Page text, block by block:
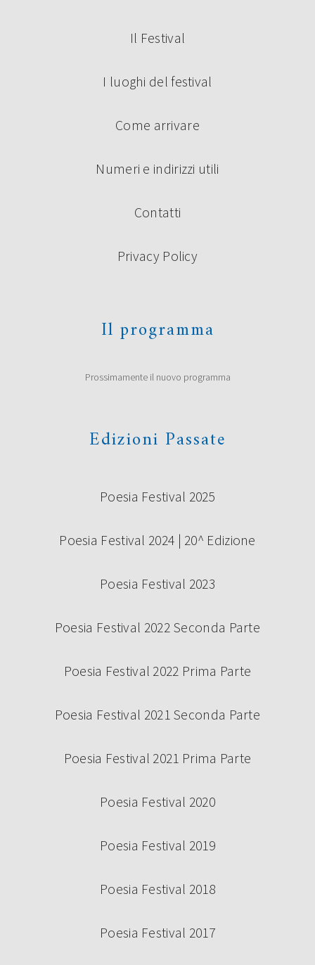
Il Festival
I luoghi del festival
Come arrivare
Numeri e indirizzi utili
Contatti
Privacy Policy
Il programma
Prossimamente il nuovo programma
Edizioni Passate
Poesia Festival 2025
Poesia Festival 2024 | 20^ Edizione
Poesia Festival 2023
Poesia Festival 2022 Seconda Parte
Poesia Festival 2022 Prima Parte
Poesia Festival 2021 Seconda Parte
Poesia Festival 2021 Prima Parte
Poesia Festival 2020
Poesia Festival 2019
Poesia Festival 2018
Poesia Festival 2017